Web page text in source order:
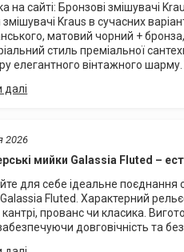
на сайті: Бронзові змішувачі
змішувачі Kraus в сучасних
матовий чорний +
стиль преміальної
елегантного вінтажного шарму.
2026
мийки Galassia Fluted –
для себе ідеальне поєднання
Fluted. Характерний
кантрі, прованс чи класика.
довговічність та